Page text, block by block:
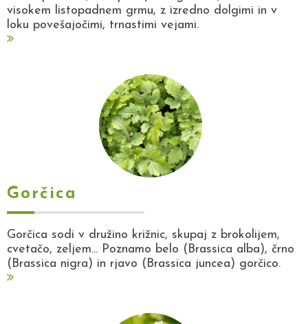
visokem listopadnem grmu, z izredno dolgimi in v
loku povešajočimi, trnastimi vejami.
Gorčica
Gorčica sodi v družino križnic, skupaj z brokolijem,
cvetačo, zeljem... Poznamo belo (Brassica alba), črno
(Brassica nigra) in rjavo (Brassica juncea) gorčico.